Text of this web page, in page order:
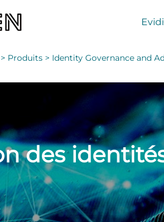
Produits > Identity Governance and
des